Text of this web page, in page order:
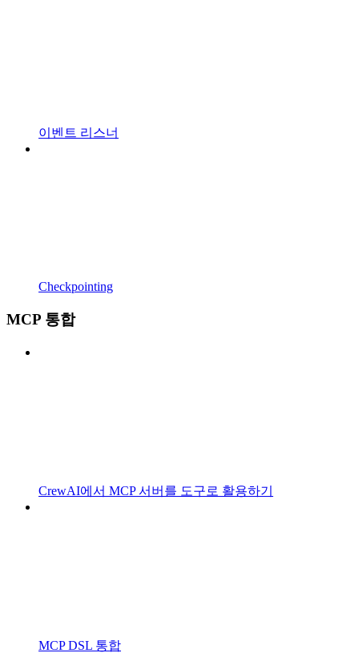
이벤트 리스너
Checkpointing
MCP 통합
CrewAI에서 MCP 서버를 도구로 활용하기
MCP DSL 통합